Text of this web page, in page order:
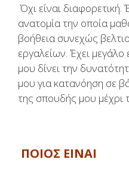
Όχι είναι διαφορετική.
ανατομία την οποία
βοήθεια συνεχώς
εργαλείων. Έχει μεγάλο
μου δίνει την
μου για κατανόηση σε
της σπουδής μου μέχρι
ΠΟΙΟΣ ΕΙΝΑΙ